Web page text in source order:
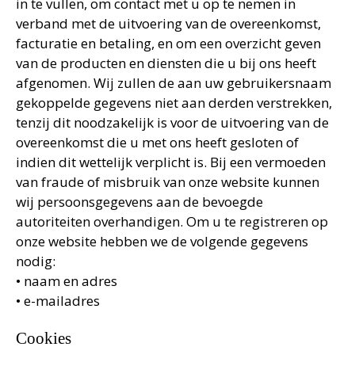
verband met de uitvoering van de overeenkomst,
facturatie en betaling, en om een overzicht geven
van de producten en diensten die u bij ons heeft
afgenomen. Wij zullen de aan uw gebruikersnaam
gekoppelde gegevens niet aan derden verstrekken,
tenzij dit noodzakelijk is voor de uitvoering van de
overeenkomst die u met ons heeft gesloten of
indien dit wettelijk verplicht is. Bij een vermoeden
van fraude of misbruik van onze website kunnen
wij persoonsgegevens aan de bevoegde
autoriteiten overhandigen. Om u te registreren op
onze website hebben we de volgende gegevens
nodig:
• naam en adres
• e-mailadres
Cookies